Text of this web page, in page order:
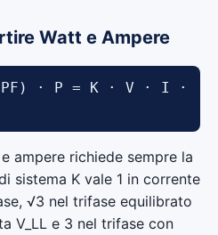
Watt e Ampere
· P = K · V · I ·
ampere richiede sempre la
sistema K vale 1 in corrente
√3 nel trifase equilibrato
V_LL e 3 nel trifase con